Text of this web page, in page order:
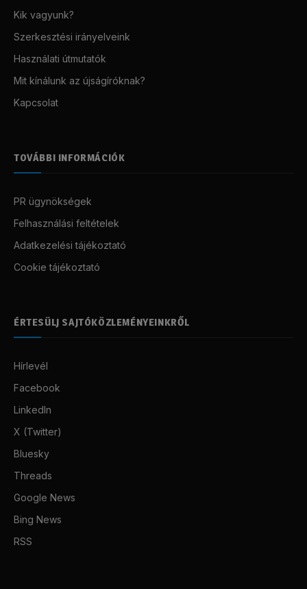
Kik vagyunk?
Szerkesztési irányelveink
Használati útmutatók
Mit kínálunk az újságíróknak?
Kapcsolat
TOVÁBBI INFORMÁCIÓK
PR ügynökségek
Felhasználási feltételek
Adatkezelési tájékoztató
Cookie tájékoztató
ÉRTESÜLJ SAJTÓKÖZLEMÉNYEINKRŐL
Hírlevél
Facebook
LinkedIn
X (Twitter)
Bluesky
Threads
Google News
Bing News
RSS